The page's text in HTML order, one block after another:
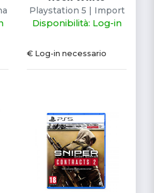
Playstation 5 | Import
Disponibilità: Log-in
€ Log-in necessario